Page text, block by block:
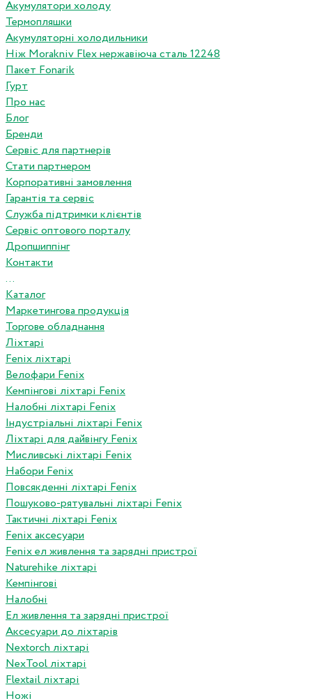
Акумулятори холоду
Термопляшки
Акумуляторні холодильники
Ніж Morakniv Flex нержавіюча сталь 12248
Пакет Fonarik
Гурт
Про нас
Блог
Бренди
Сервіс для партнерів
Стати партнером
Корпоративні замовлення
Гарантія та сервіс
Служба підтримки клієнтів
Сервіс оптового порталу
Дропшиппінг
Контакти
...
Каталог
Маркетингова продукція
Торгове обладнання
Ліхтарі
Fenix ліхтарі
Велофари Fenix
Кемпінгові ліхтарі Fenix
Налобні ліхтарі Fenix
Індустріальні ліхтарі Fenix
Ліхтарі для дайвінгу Fenix
Мисливські ліхтарі Fenix
Набори Fenix
Повсякденні ліхтарі Fenix
Пошуково-рятувальні ліхтарі Fenix
Тактичні ліхтарі Fenix
Fenix аксесуари
Fenix ел живлення та зарядні пристрої
Naturehike ліхтарі
Кемпінгові
Налобні
Ел живлення та зарядні пристрої
Аксесуари до ліхтарів
Nextorch ліхтарі
NexTool ліхтарі
Flextail ліхтарі